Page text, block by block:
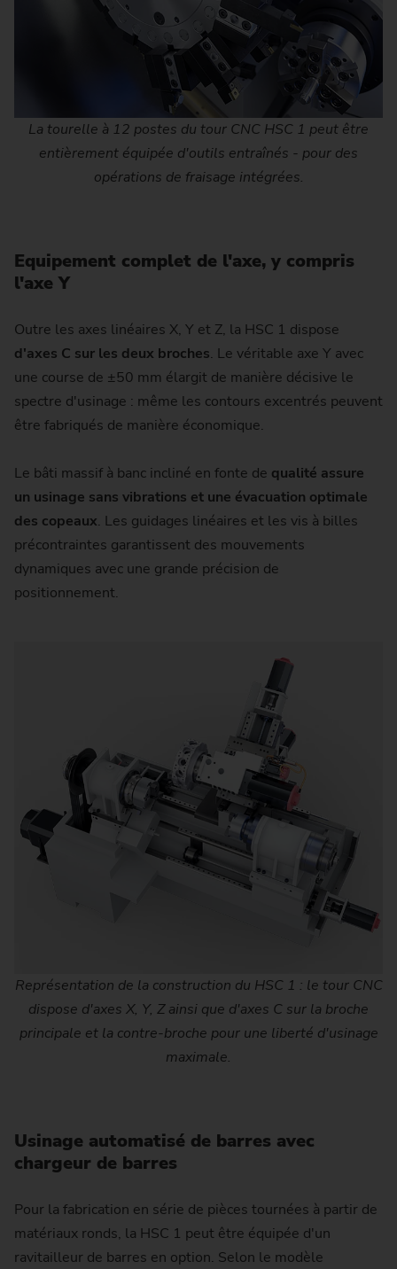
La tourelle à 12 postes du tour CNC HSC 1 peut être
entièrement équipée d'outils entraînés - pour des
opérations de fraisage intégrées.
Représentation de la construction du HSC 1 : le tour CNC
dispose d'axes X, Y, Z ainsi que d'axes C sur la broche
principale et la contre-broche pour une liberté d'usinage
maximale.
Equipement complet de l'axe, y compris
l'axe Y
Outre les axes linéaires X, Y et Z, la HSC 1 dispose
d'axes C sur les deux broches. Le véritable axe Y avec
une course de ±50 mm élargit de manière décisive le
spectre d'usinage : même les contours excentrés peuvent
être fabriqués de manière économique.
Le bâti massif à banc incliné en fonte de qualité assure
un usinage sans vibrations et une évacuation optimale
des copeaux. Les guidages linéaires et les vis à billes
précontraintes garantissent des mouvements
dynamiques avec une grande précision de
positionnement.
Usinage automatisé de barres avec
chargeur de barres
Pour la fabrication en série de pièces tournées à partir de
matériaux ronds, la HSC 1 peut être équipée d'un
ravitailleur de barres en option. Selon le modèle